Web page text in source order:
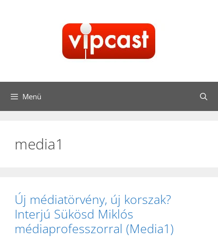
Menü
media1
Új médiatörvény, új korszak?
Interjú Sükösd Miklós
médiaprofesszorral (Media1)